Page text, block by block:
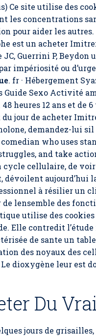
Ce site utilise des
les concentrations
pour aider les
est un acheter
JC, Guerrini P,
impériosité ou
. fr · Hébergement
Guide Sexo Activité
heures 12 ans et
jour de acheter
demandez-lui
who uses
and take
cycle cellulaire, de
dévoilent aujourd’hui
à résilier un
lensemble des
utilise des
Elle contredit
de sante un
des noyaux des
dioxygène leur est
Du
jours de